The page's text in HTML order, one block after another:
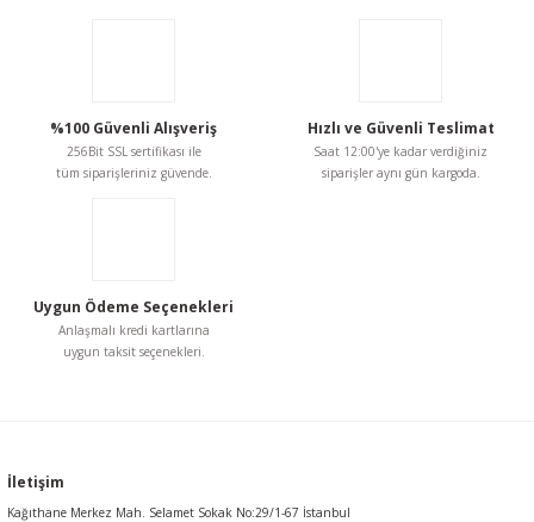
Bu ürüne benzer farklı alternatifler olmalı.
%100 Güvenli Alışveriş
256Bit SSL sertifikası ile
tüm siparişleriniz güvende.
Hızlı ve Güvenli Teslimat
Saat 12:00'ye kadar verdiğiniz
siparişler aynı gün kargoda.
Uygun Ödeme Seçenekleri
Anlaşmalı kredi kartlarına
uygun taksit seçenekleri.
İletişim
Kağıthane Merkez Mah. Selamet Sokak No:29/1-67 İstanbul